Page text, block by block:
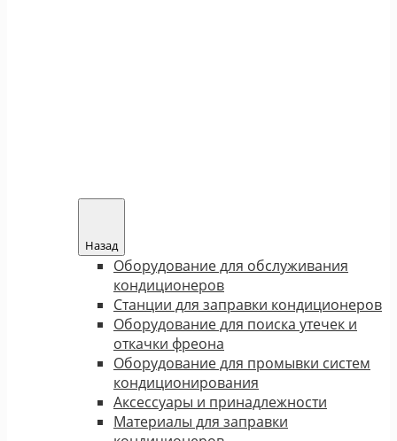
Назад
Оборудование для обслуживания
кондиционеров
Станции для заправки кондиционеров
Оборудование для поиска утечек и
откачки фреона
Оборудование для промывки систем
кондиционирования
Аксессуары и принадлежности
Материалы для заправки